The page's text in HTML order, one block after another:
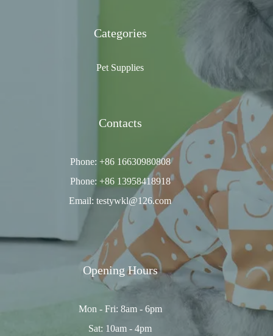
Categories
Pet Supplies
Contacts
Phone: +86 16630980808
Phone: +86 13958418918
Email: testywkl@126.com
Opening Hours
Mon - Fri: 8am - 6pm
Sat: 10am - 4pm